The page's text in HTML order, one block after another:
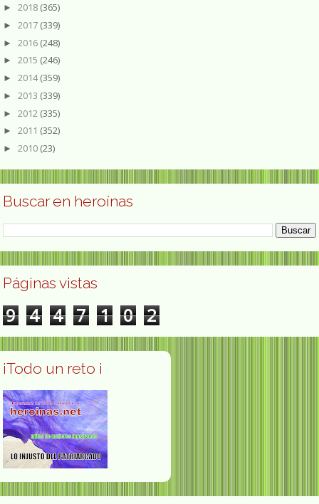
► 2018 (365)
► 2017 (339)
► 2016 (248)
► 2015 (246)
► 2014(359)
► 2013 (339)
► 2012 (335)
► 2011 (352)
► 2010 (23)
Buscar en heroínas
Páginas vistas
9 4 4 7 1 0 2
¡Todo un reto ¡